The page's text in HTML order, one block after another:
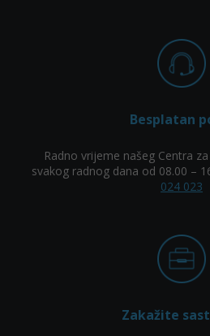
Besplatan
Radno vrijeme našeg Centra
svakog radnog dana od 08.00 –
024 023
Zakažite